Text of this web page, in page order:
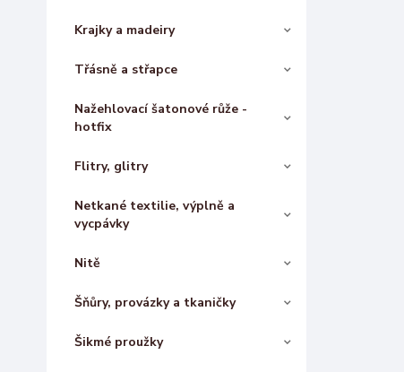
Krajky a madeiry
Třásně a střapce
Nažehlovací šatonové růže -
hotfix
Flitry, glitry
Netkané textilie, výplně a
vycpávky
Nitě
Šňůry, provázky a tkaničky
Šikmé proužky